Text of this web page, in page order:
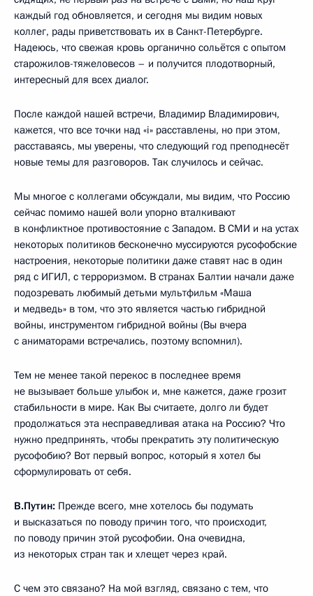
каждый год обновляется, и сегодня мы видим новых
коллег, рады приветствовать их в Санкт-Петербурге.
Надеюсь, что свежая кровь органично сольётся с опытом
старожилов-тяжеловесов – и получится плодотворный,
интересный для всех диалог.
После каждой нашей встречи, Владимир Владимирович,
кажется, что все точки над «i» расставлены, но при этом,
расставаясь, мы уверены, что следующий год преподнесёт
новые темы для разговоров. Так случилось и сейчас.
Мы многое с коллегами обсуждали, мы видим, что Россию
сейчас помимо нашей воли упорно вталкивают
в конфликтное противостояние с Западом. В СМИ и на устах
некоторых политиков бесконечно муссируются русофобские
настроения, некоторые политики даже ставят нас в один
ряд с ИГИЛ, с терроризмом. В странах Балтии начали даже
подозревать любимый детьми мультфильм «Маша
и медведь» в том, что это является частью гибридной
войны, инструментом гибридной войны (Вы вчера
с аниматорами встречались, поэтому вспомнил).
Тем не менее такой перекос в последнее время
не вызывает больше улыбок и, мне кажется, даже грозит
стабильности в мире. Как Вы считаете, долго ли будет
продолжаться эта несправедливая атака на Россию? Что
нужно предпринять, чтобы прекратить эту политическую
русофобию? Вот первый вопрос, который я хотел бы
сформулировать от себя.
В.Путин: Прежде всего, мне хотелось бы подумать
и высказаться по поводу причин того, что происходит,
по поводу причин этой русофобии. Она очевидна,
из некоторых стран так и хлещет через край.
С чем это связано? На мой взгляд, связано с тем, что